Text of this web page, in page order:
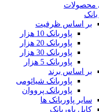
محصولات
بانک
بر اساس ظرفیت
پاوربانک 10 هزار
پاوربانک 20 هزار
پاوربانک 30 هزار
پاوربانک 5 هزار
بر اساس برند
پاوربانک شیائومی
پاوربانک پرووان
سایر پاوربانک ها
کابل پاوربانک